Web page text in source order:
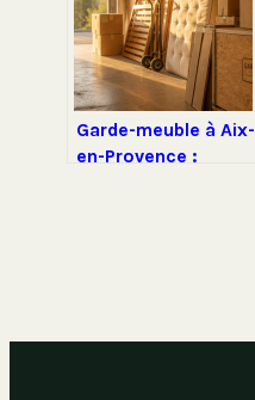
Garde-meuble à Aix-
en-Provence :